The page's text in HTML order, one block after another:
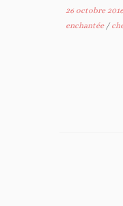
26 octobre 2016
enchantée /